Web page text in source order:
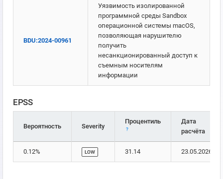
BDU:2024-00961
Уязвимость изолированной
программной среды Sandbox
операционной системы macOS,
позволяющая нарушителю
получить
несанкционированный доступ к
съемным носителям
информации
EPSS
Вероятность Severity
Процентиль
?
Дата
расчёта
0.12% LOW 31.14 23.05.2026